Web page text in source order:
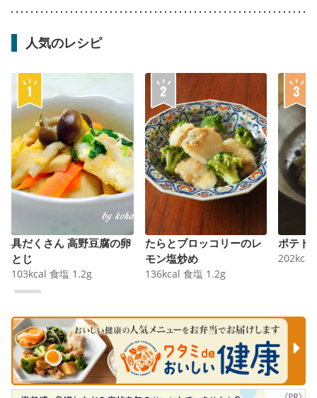
人気のレシピ
具だくさん 高野豆腐の卵
とじ
103kcal 食塩 1.2g
たらとブロッコリーのレ
モン塩炒め
136kcal 食塩 1.2g
ポテト
202kcal